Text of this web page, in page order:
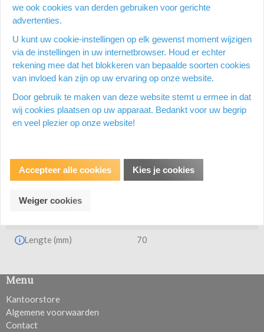
Productspecificatie
Ecologisch
Breedte (mm) 40
Hoogte (mm)
Lengte (mm) 70
Menu
Kantoorstore
Algemene voorwaarden
Contact
we ook cookies van derden gebruiken voor gerichte
advertenties.
U kunt uw cookie-instellingen op elk gewenst moment wijzigen
via de instellingen in uw internetbrowser. Houd er echter
rekening mee dat het blokkeren van bepaalde soorten cookies
van invloed kan zijn op uw ervaring op onze website.
Door gebruik te maken van deze website stemt u ermee in dat
wij cookies plaatsen op uw apparaat. Bedankt voor uw begrip
en veel plezier op onze website!
Accepteer alle cookies Kies je cookies
Weiger cookies